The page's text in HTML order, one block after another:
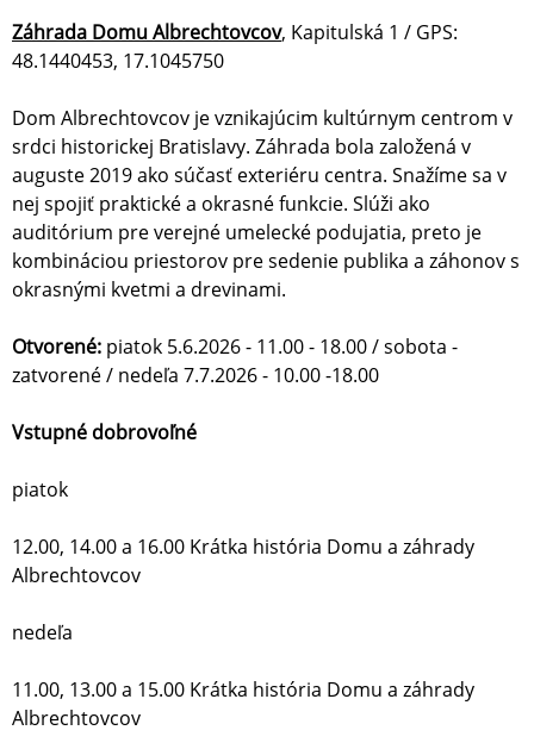
Záhrada Domu Albrechtovcov, Kapitulská 1 / GPS:
48.1440453, 17.1045750
Dom Albrechtovcov je vznikajúcim kultúrnym centrom v
srdci historickej Bratislavy. Záhrada bola založená v
auguste 2019 ako súčasť exteriéru centra. Snažíme sa v
nej spojiť praktické a okrasné funkcie. Slúži ako
auditórium pre verejné umelecké podujatia, preto je
kombináciou priestorov pre sedenie publika a záhonov s
okrasnými kvetmi a drevinami.
Otvorené: piatok 5.6.2026 - 11.00 - 18.00 / sobota -
zatvorené / nedeľa 7.7.2026 - 10.00 -18.00
Vstupné dobrovoľné
piatok
12.00, 14.00 a 16.00 Krátka história Domu a záhrady
Albrechtovcov
nedeľa
11.00, 13.00 a 15.00 Krátka história Domu a záhrady
Albrechtovcov